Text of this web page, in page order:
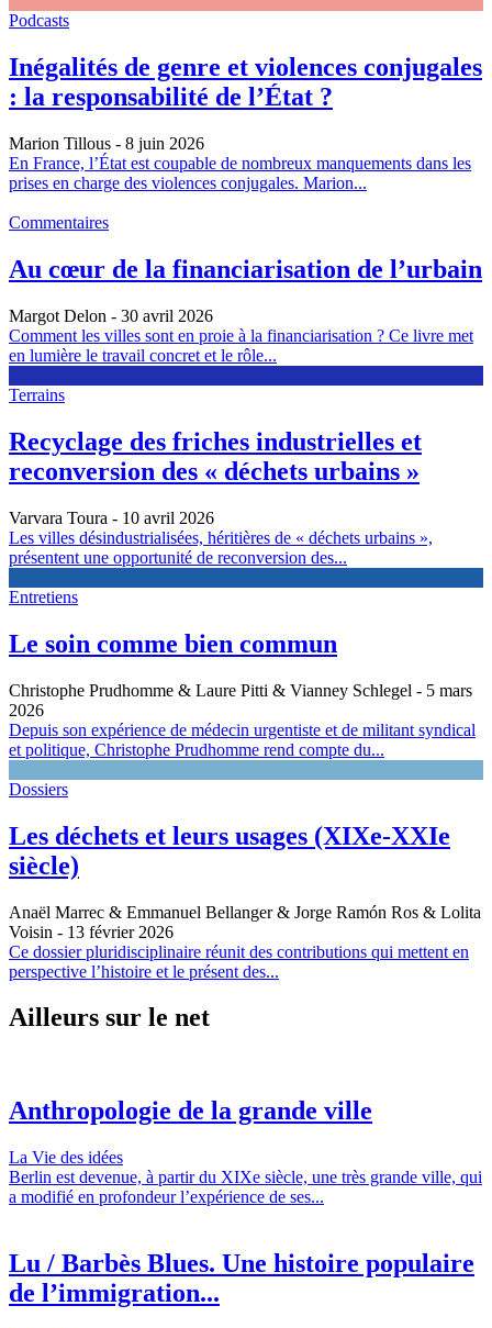
Podcasts
Inégalités de genre et violences conjugales
: la responsabilité de l’État ?
Marion Tillous - 8 juin 2026
En France, l’État est coupable de nombreux manquements dans les
prises en charge des violences conjugales. Marion...
Commentaires
Au cœur de la financiarisation de l’urbain
Margot Delon - 30 avril 2026
Comment les villes sont en proie à la financiarisation ? Ce livre met
en lumière le travail concret et le rôle...
Terrains
Recyclage des friches industrielles et
reconversion des « déchets urbains »
Varvara Toura - 10 avril 2026
Les villes désindustrialisées, héritières de « déchets urbains »,
présentent une opportunité de reconversion des...
Entretiens
Le soin comme bien commun
Christophe Prudhomme & Laure Pitti & Vianney Schlegel - 5 mars
2026
Depuis son expérience de médecin urgentiste et de militant syndical
et politique, Christophe Prudhomme rend compte du...
Dossiers
Les déchets et leurs usages (XIXe-XXIe
siècle)
Anaël Marrec & Emmanuel Bellanger & Jorge Ramón Ros & Lolita
Voisin - 13 février 2026
Ce dossier pluridisciplinaire réunit des contributions qui mettent en
perspective l’histoire et le présent des...
Ailleurs sur le net
Anthropologie de la grande ville
La Vie des idées
Berlin est devenue, à partir du XIXe siècle, une très grande ville, qui
a modifié en profondeur l’expérience de ses...
Lu / Barbès Blues. Une histoire populaire
de l’immigration...